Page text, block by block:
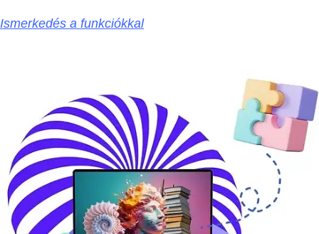
Ismerkedés a funkciókkal